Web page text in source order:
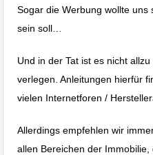
Sogar die Werbung wollte uns
sein soll…
Und in der Tat ist es nicht
verlegen. Anleitungen hierfür
vielen Internetforen /
Allerdings empfehlen wir
allen Bereichen der